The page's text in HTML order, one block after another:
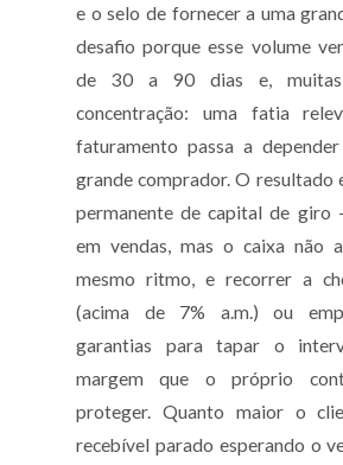
e o selo de fornecer a uma
desafio porque esse volume
de 30 a 90 dias e, muitas
concentração: uma fatia
faturamento passa a
grande comprador. O resultado
permanente de capital de giro
em vendas, mas o caixa não
mesmo ritmo, e recorrer a
(acima de 7% a.m.) ou
garantias para tapar o
margem que o próprio
proteger. Quanto maior o
recebível parado esperando o